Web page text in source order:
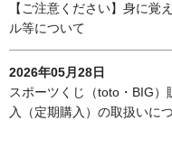
【ご注意ください】身に覚
ル等について
2026年05月28日
スポーツくじ（toto・BIG
入（定期購入）の取扱いに